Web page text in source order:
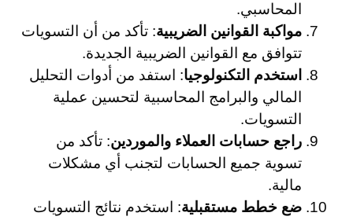
المحاسبي.
مواكبة القوانين الضريبية: تأكد من أن التسويات
تتوافق مع القوانين الضريبية الجديدة.
استخدم التكنولوجيا: استفد من أدوات التحليل
المالي والبرامج المحاسبية لتحسين عملية
التسويات.
راجع حسابات العملاء والموردين: تأكد من
تسوية جميع الحسابات لتجنب أي مشكلات
مالية.
ضع خطط مستقبلية: استخدم نتائج التسويات